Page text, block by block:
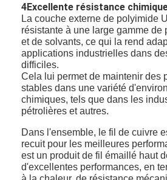
À la maison
Produits
Spectacle de réalité virtuelle
4Excellente résistance
La couche externe de polyimide
résistante à une large gamme de
et de solvants, ce qui la rend
applications industrielles dans
difficiles.
Cela lui permet de maintenir des
stables dans une variété
chimiques, tels que dans les
pétrolières et autres.
Dans l'ensemble, le fil de cuivre
recuit pour les meilleures
est un produit de fil émaillé haut
d'excellentes performances, en